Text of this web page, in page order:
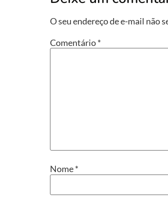
O seu endereço de e-mail não
Comentário*
Nome*